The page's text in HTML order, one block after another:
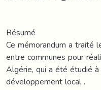
Résumé
Ce mémorandum a traité
entre communes pour
Algérie, qui a été étudié
développement local .